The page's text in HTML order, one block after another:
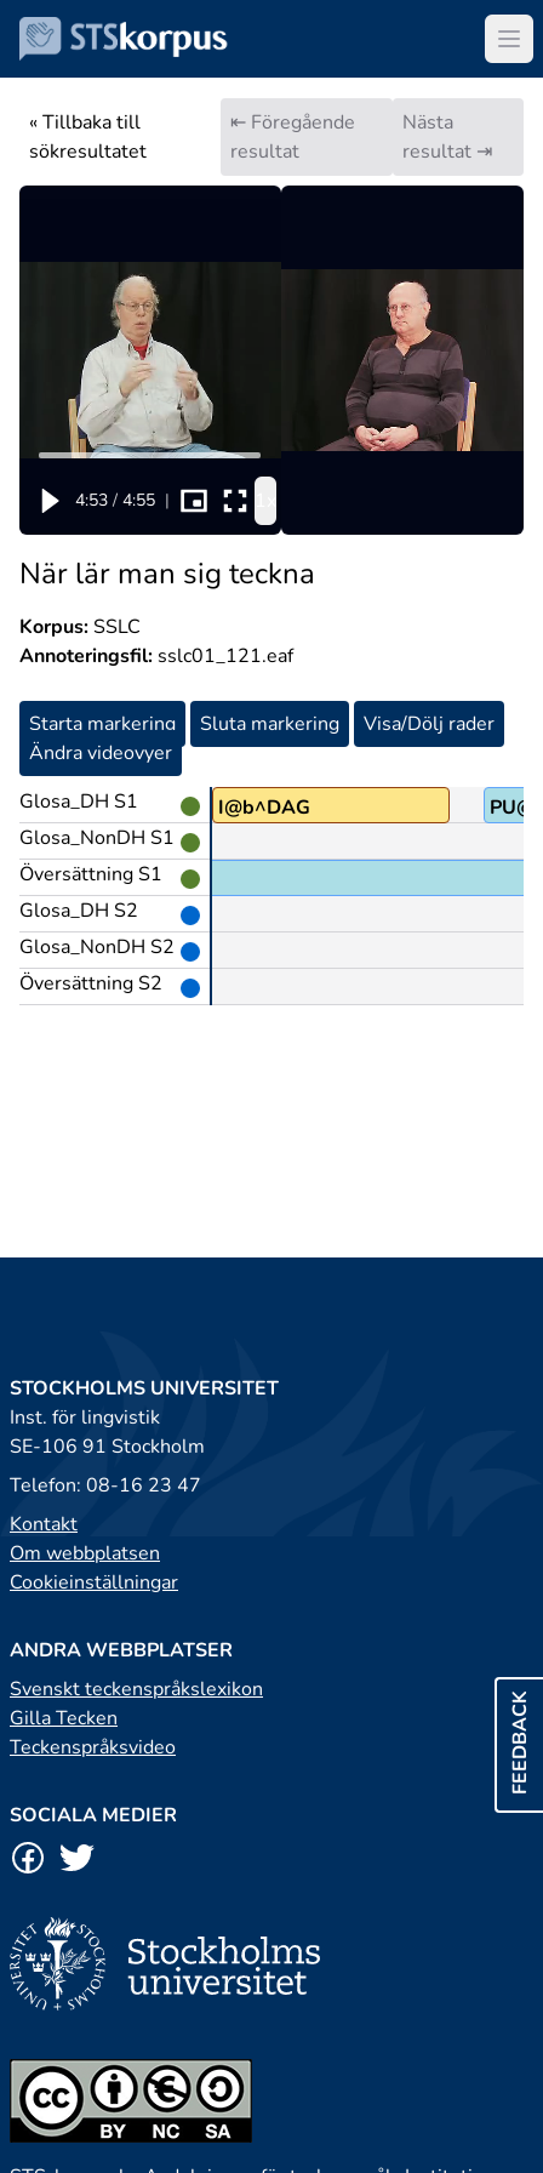
« Tillbaka till
sökresultatet
⇤ Föregående
resultat
Nästa
resultat ⇥
4:53 / 4:55 |
När lär man sig teckna
Korpus:SSLC
Annoteringsfil: sslc01_121.eaf
Starta markering Sluta markering
Visa/Dölj rader
Ändra videovyer
Glosa_DH S1
Glosa_NonDH S1
Översättning S1
Glosa_DH S2
Glosa_NonDH S2
Översättning S2
NU@b I@b^DAG
tja.
FEEDBACK
STOCKHOLMS UNIVERSITET
Inst. för lingvistik
SE-106 91 Stockholm
Telefon: 08-16 23 47
Kontakt
Om webbplatsen
Cookieinställningar
ANDRA WEBBPLATSER
Svenskt teckenspråkslexikon
Gilla Tecken
Teckenspråksvideo
SOCIALA MEDIER